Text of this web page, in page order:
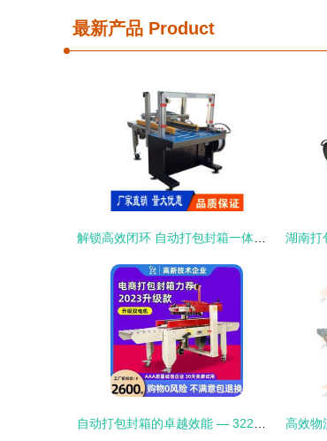
最新产品 Product